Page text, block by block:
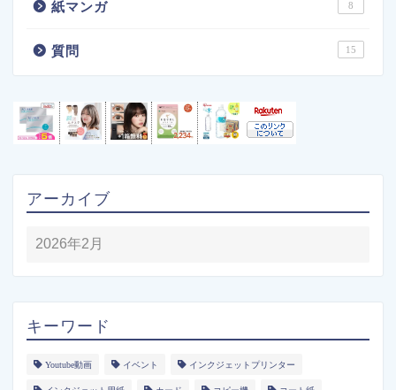
紙マンガ 8
質問 15
アーカイブ
キーワード
Youtube動画 イベント インクジェットプリンター